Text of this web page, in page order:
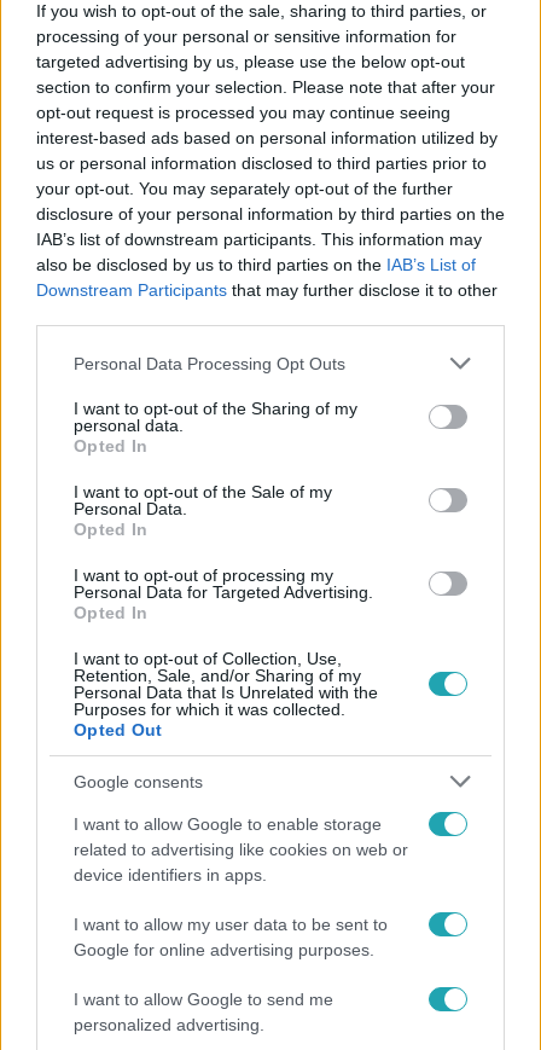
If you wish to opt-out of the sale, sharing to third parties, or
processing of your personal or sensitive information for
targeted advertising by us, please use the below opt-out
section to confirm your selection. Please note that after your
opt-out request is processed you may continue seeing
interest-based ads based on personal information utilized by
us or personal information disclosed to third parties prior to
your opt-out. You may separately opt-out of the further
disclosure of your personal information by third parties on the
IAB’s list of downstream participants. This information may
also be disclosed by us to third parties on the IAB’s List of
Downstream Participants that may further disclose it to other
Please note that this website/app uses one or more Google
not limited to your visit or usage behaviour. You may click to
grant or deny consent to Google and its third-party tags to
use your data for below specified purposes in below Google
consent section.
Personal Data Processing Opt Outs
I want to opt-out of the Sharing of my
personal data.
Opted In
I want to opt-out of the Sale of my
Personal Data.
Opted In
I want to opt-out of processing my
Personal Data for Targeted Advertising.
Opted In
I want to opt-out of Collection, Use,
Retention, Sale, and/or Sharing of my
Personal Data that Is Unrelated with the
Purposes for which it was collected.
Opted Out
Google consents
I want to allow Google to enable storage
related to advertising like cookies on web or
device identifiers in apps.
I want to allow my user data to be sent to
Google for online advertising purposes.
I want to allow Google to send me
personalized advertising.
Itt állítsd be, hogy az RTL.hu az elsők között
legyen a Google-találatokban!
Kövess minket, és értesülj a friss hírekről a
Facebookon is!
Népszerű